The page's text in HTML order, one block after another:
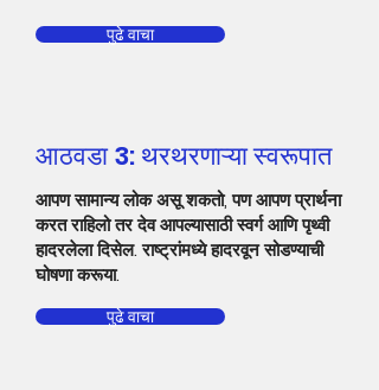
पुढे वाचा
आठवडा 3: थरथरणाऱ्या स्वरूपात
आपण सामान्य लोक असू शकतो, पण आपण प्रार्थना
करत राहिलो तर देव आपल्यासाठी स्वर्ग आणि पृथ्वी
हादरलेला दिसेल. राष्ट्रांमध्ये हादरवून सोडण्याची
घोषणा करूया.
पुढे वाचा